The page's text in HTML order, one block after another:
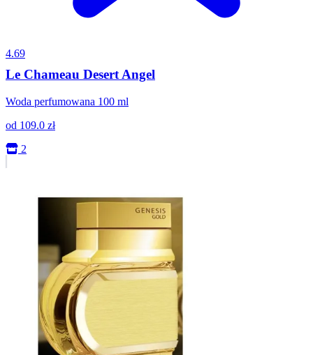
4.69
Le Chameau Desert Angel
Woda perfumowana 100 ml
od 109.0 zł
2